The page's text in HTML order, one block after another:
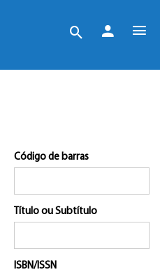
Código de barras
Título ou Subtítulo
ISBN/ISSN